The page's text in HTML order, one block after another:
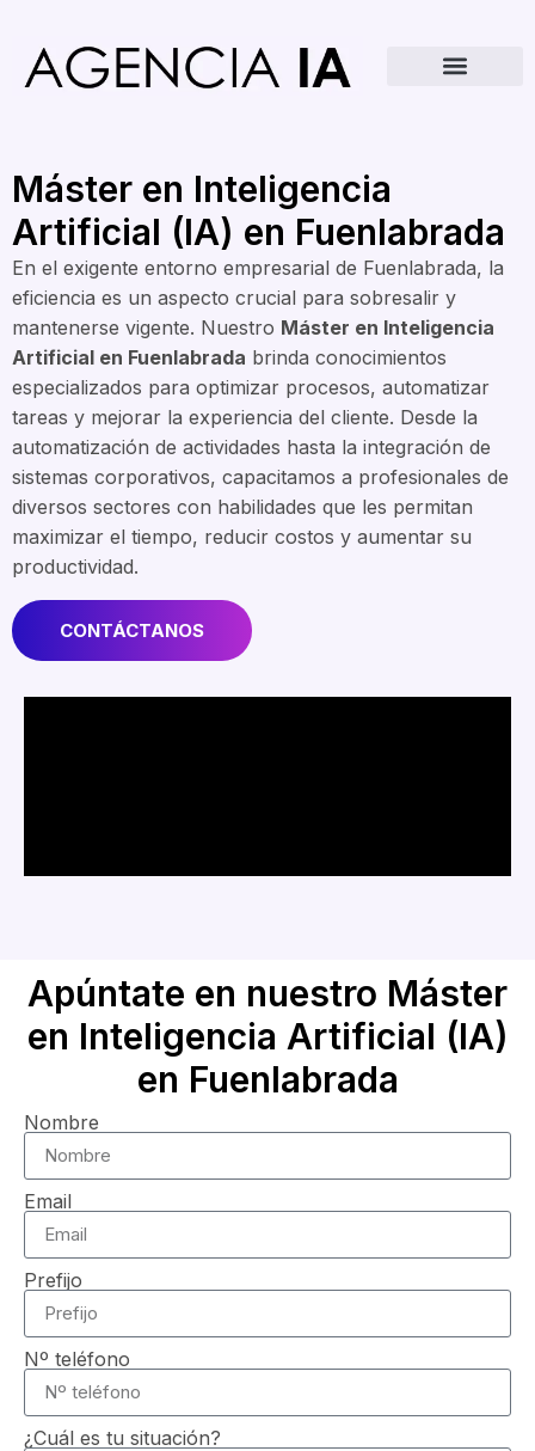
Máster en Inteligencia
Artificial (IA) en Fuenlabrada
En el exigente entorno empresarial de Fuenlabrada, la
eficiencia es un aspecto crucial para sobresalir y
mantenerse vigente. Nuestro Máster en Inteligencia
Artificial en Fuenlabrada brinda conocimientos
especializados para optimizar procesos, automatizar
tareas y mejorar la experiencia del cliente. Desde la
automatización de actividades hasta la integración de
sistemas corporativos, capacitamos a profesionales de
diversos sectores con habilidades que les permitan
maximizar el tiempo, reducir costos y aumentar su
productividad.
CONTÁCTANOS
Apúntate en nuestro Máster
en Inteligencia Artificial (IA)
en Fuenlabrada
Nombre
Email
Prefijo
Nº teléfono
¿Cuál es tu situación?